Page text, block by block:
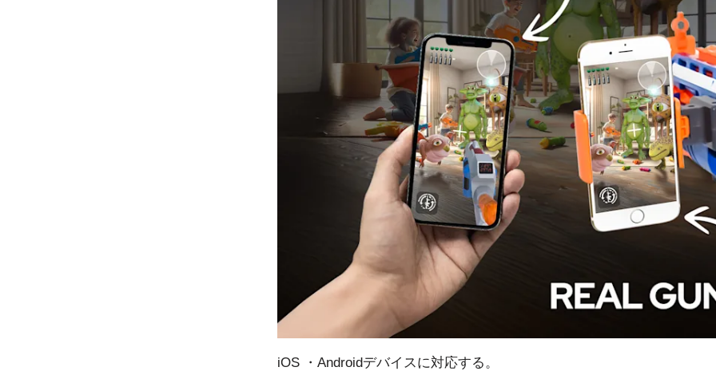
iOS ・Androidデバイスに対応する。